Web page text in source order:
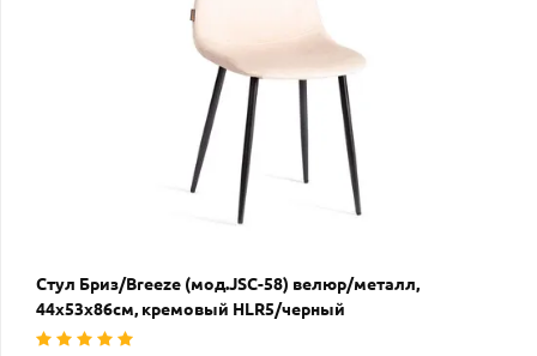
Стул Бриз/Breeze (мод.JSC-58) велюр/металл,
44х53х86см, кремовый HLR5/черный